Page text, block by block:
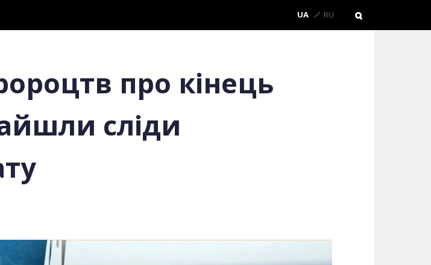
UA RU
про кінець
сліди